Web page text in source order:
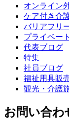
オンライン
ケア付き介
バリアフリ
プライベー
代表ブログ
特集
社員ブログ
福祉用具販
観光・介護
お問い合わ